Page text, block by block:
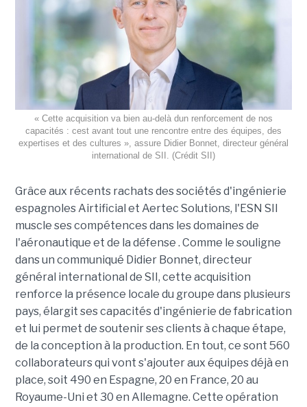
« Cette acquisition va bien au-delà dun renforcement de nos
capacités : cest avant tout une rencontre entre des équipes, des
expertises et des cultures », assure Didier Bonnet, directeur général
international de SII. (Crédit SII)
Grâce aux récents rachats des sociétés d'ingénierie
espagnoles Airtificial et Aertec Solutions, l'ESN SII
muscle ses compétences dans les domaines de
l'aéronautique et de la défense . Comme le souligne
dans un communiqué Didier Bonnet, directeur
général international de SII, cette acquisition
renforce la présence locale du groupe dans plusieurs
pays, élargit ses capacités d'ingénierie de fabrication
et lui permet de soutenir ses clients à chaque étape,
de la conception à la production. En tout, ce sont 560
collaborateurs qui vont s'ajouter aux équipes déjà en
place, soit 490 en Espagne, 20 en France, 20 au
Royaume-Uni et 30 en Allemagne. Cette opération